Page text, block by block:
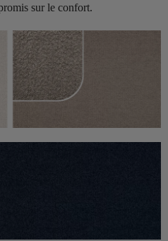
sur le confort.